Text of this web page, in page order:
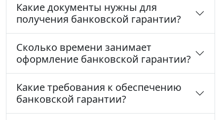
Какие документы нужны для
получения банковской гарантии?
Сколько времени занимает
оформление банковской гарантии?
Какие требования к обеспечению
банковской гарантии?